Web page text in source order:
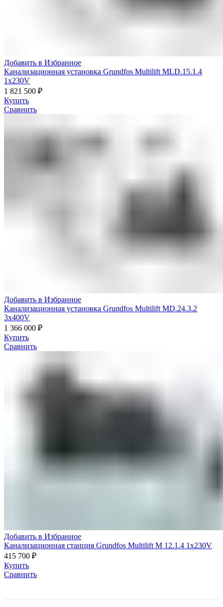
Добавить в Избранное
Канализационная установка Grundfos Multilift MLD.15.1.4
1x230V
1 821 500 ₽
Купить
Сравнить
Добавить в Избранное
Канализационная установка Grundfos Multilift MD.24.3.2
3x400V
1 366 000 ₽
Купить
Сравнить
Добавить в Избранное
Канализационная станция Grundfos Multilift M 12.1.4 1x230V
415 700 ₽
Купить
Сравнить